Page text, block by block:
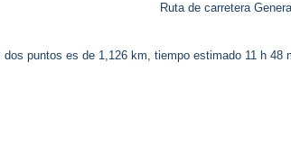
Ruta de carretera
puntos es de 1,126 km, tiempo estimado 11 h 48